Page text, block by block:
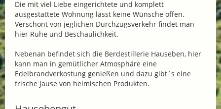
Die mit viel Liebe eingerichtete und komplett
ausgestattete Wohnung lässt keine Wünsche offen.
Verschont von jeglichen Durchzugsverkehr findet man
hier Ruhe und Beschaulichkeit.
Nebenan befindet sich die Berdestillerie Hauseben, hier
kann man in gemütlicher Atmosphäre eine
Edelbrandverkostung genießen und dazu gibt´s eine
frische Jause von heimischen Produkten.